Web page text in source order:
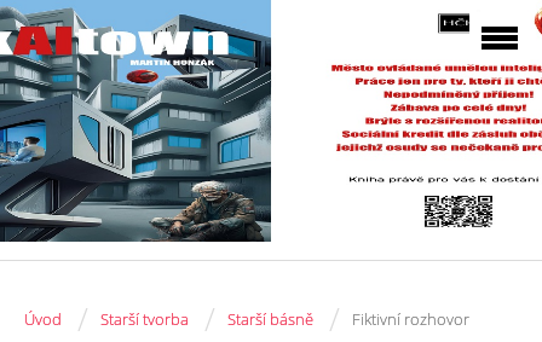
Úvod / Starší tvorba / Starší básně / Fiktivní rozhovor